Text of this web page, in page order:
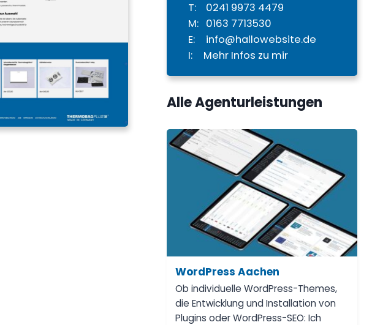
T: 0241 9973 4479
M: 0163 7713530
E:
info@hallowebsite.de
I:
Mehr Infos zu mir
Alle Agenturleistungen
WordPress Aachen
Ob individuelle WordPress-Themes,
die Entwicklung und Installation von
Plugins oder WordPress-SEO: Ich